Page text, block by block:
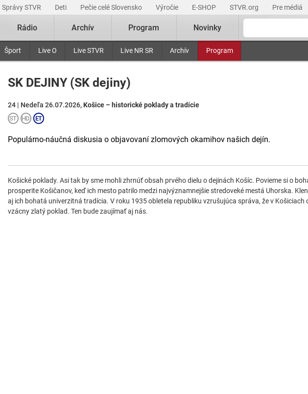
Správy STVR Deti Pečie celé Slovensko Výročie E-SHOP STVR.org Pre médiá
Šport Live O Live STVR Live NR SR Archív Program
Rádio Archív Program Novinky
SK DEJINY (SK dejiny)
24 | Nedeľa 26.07.2026, Košice – historické poklady a tradície
Populárno-náučná diskusia o objavovaní zlomových okamihov našich dejín.
Košické poklady. Asi tak by sme mohli zhrnúť obsah prvého dielu o dejinách Košíc. Povieme si o
prosperite Košičanov, keď ich mesto patrilo medzi najvýznamnejšie stredoveké mestá Uhorska.
aj ich bohatá univerzitná tradícia. V roku 1935 obletela republiku vzrušujúca správa, že v Košiciach
vzácny zlatý poklad. Ten bude zaujímať aj nás.